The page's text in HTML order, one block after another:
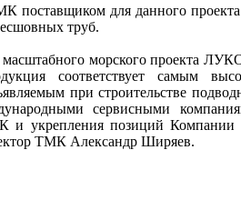
для данного проекта
труб.
морского проекта
соответствует самым
при строительстве
сервисными
укрепления позиций Компании
ТМК Александр Ширяев.